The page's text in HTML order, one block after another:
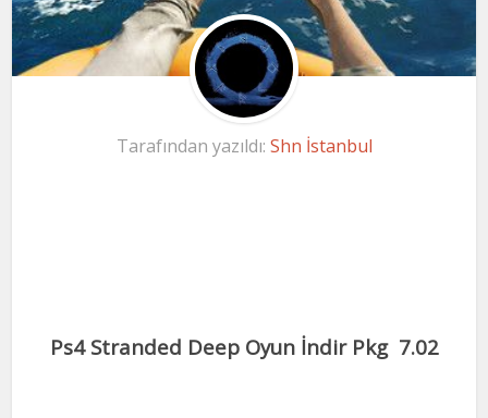
Tarafından yazıldı: Shn İstanbul
Ps4 Stranded Deep Oyun İndir Pkg 7.02